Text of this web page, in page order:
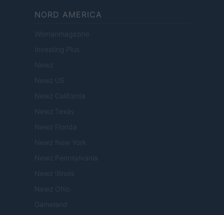
NORD AMERICA
Womanmagazine
Investing Plus
Newz
Newz US
Newz California
Newz Texas
Newz Florida
Newz New York
Newz Pennsylvania
Newz Illinois
Newz Ohio
Gameland